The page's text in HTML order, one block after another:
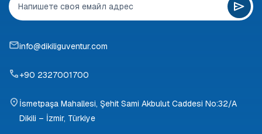
info@dikiliguventur.com
+90 2327001700
İsmetpaşa Mahallesi, Şehit Sami Akbulut Caddesi No:32/A
Dikili – İzmir, Türkiye